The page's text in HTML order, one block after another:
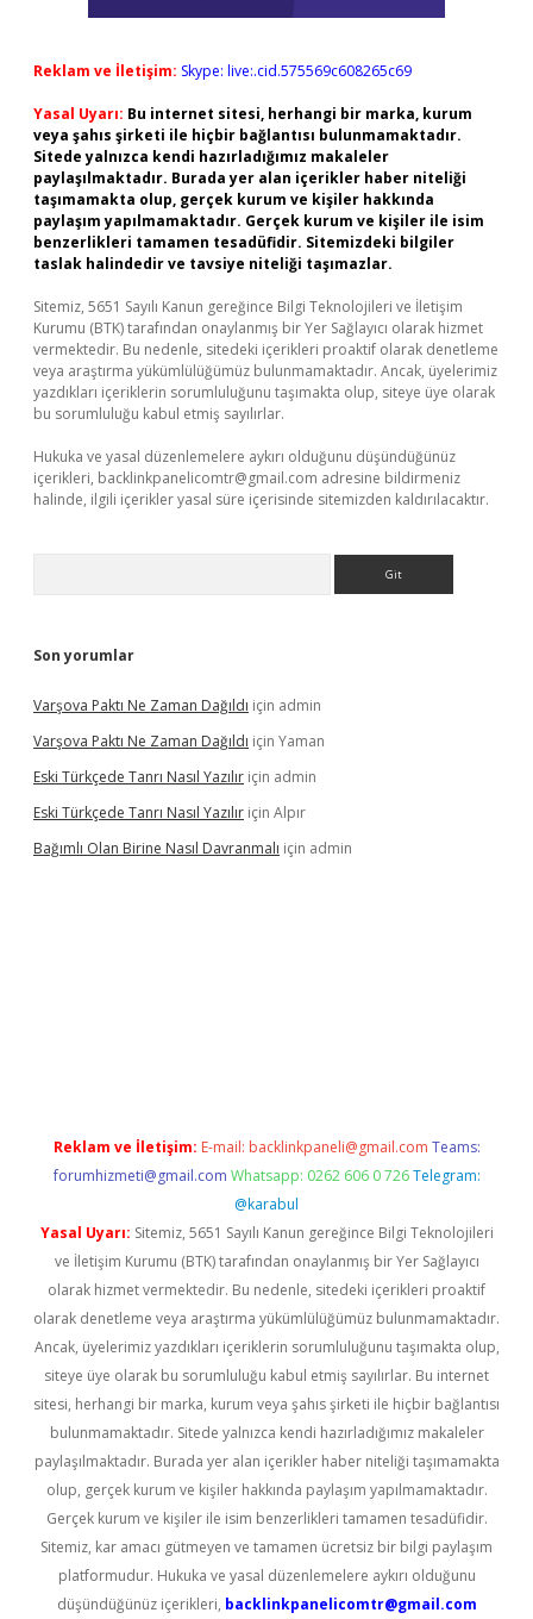
Reklam ve İletişim: Skype: live:.cid.575569c608265c69
Yasal Uyarı: Bu internet sitesi, herhangi bir marka, kurum
veya şahıs şirketi ile hiçbir bağlantısı bulunmamaktadır.
Sitede yalnızca kendi hazırladığımız makaleler
paylaşılmaktadır. Burada yer alan içerikler haber niteliği
taşımamakta olup, gerçek kurum ve kişiler hakkında
paylaşım yapılmamaktadır. Gerçek kurum ve kişiler ile isim
benzerlikleri tamamen tesadüfidir. Sitemizdeki bilgiler
taslak halindedir ve tavsiye niteliği taşımazlar.
Sitemiz, 5651 Sayılı Kanun gereğince Bilgi Teknolojileri ve İletişim
Kurumu (BTK) tarafından onaylanmış bir Yer Sağlayıcı olarak hizmet
vermektedir. Bu nedenle, sitedeki içerikleri proaktif olarak denetleme
veya araştırma yükümlülüğümüz bulunmamaktadır. Ancak, üyelerimiz
yazdıkları içeriklerin sorumluluğunu taşımakta olup, siteye üye olarak
bu sorumluluğu kabul etmiş sayılırlar.
Hukuka ve yasal düzenlemelere aykırı olduğunu düşündüğünüz
içerikleri, backlinkpanelicomtr@gmail.com adresine bildirmeniz
halinde, ilgili içerikler yasal süre içerisinde sitemizden kaldırılacaktır.
Son yorumlar
Varşova Paktı Ne Zaman Dağıldı için admin
Varşova Paktı Ne Zaman Dağıldı için Yaman
Eski Türkçede Tanrı Nasıl Yazılır için admin
Eski Türkçede Tanrı Nasıl Yazılır için Alpır
Bağımlı Olan Birine Nasıl Davranmalı için admin
Reklam ve İletişim: E-mail: backlinkpaneli@gmail.com Teams:
forumhizmeti@gmail.com Whatsapp: 0262 606 0 726 Telegram:
@karabul
Yasal Uyarı: Sitemiz, 5651 Sayılı Kanun gereğince Bilgi Teknolojileri
ve İletişim Kurumu (BTK) tarafından onaylanmış bir Yer Sağlayıcı
olarak hizmet vermektedir. Bu nedenle, sitedeki içerikleri proaktif
olarak denetleme veya araştırma yükümlülüğümüz bulunmamaktadır.
Ancak, üyelerimiz yazdıkları içeriklerin sorumluluğunu taşımakta olup,
siteye üye olarak bu sorumluluğu kabul etmiş sayılırlar. Bu internet
sitesi, herhangi bir marka, kurum veya şahıs şirketi ile hiçbir bağlantısı
bulunmamaktadır. Sitede yalnızca kendi hazırladığımız makaleler
paylaşılmaktadır. Burada yer alan içerikler haber niteliği taşımamakta
olup, gerçek kurum ve kişiler hakkında paylaşım yapılmamaktadır.
Gerçek kurum ve kişiler ile isim benzerlikleri tamamen tesadüfidir.
Sitemiz, kar amacı gütmeyen ve tamamen ücretsiz bir bilgi paylaşım
platformudur. Hukuka ve yasal düzenlemelere aykırı olduğunu
düşündüğünüz içerikleri, backlinkpanelicomtr@gmail.com